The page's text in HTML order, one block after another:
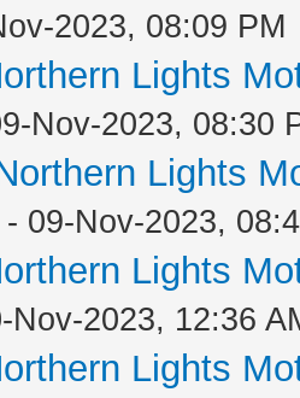
2023, 08:09 PM
Lights
Nov-2023, 08:30
Lights
- 09-Nov-2023,
Lights
Nov-2023, 12:36
Lights